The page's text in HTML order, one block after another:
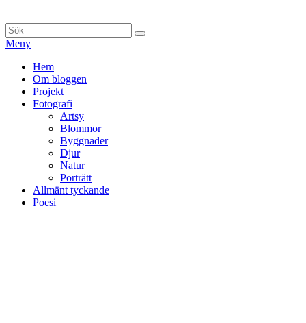
till
innehåll
Sök
efter:
Sök
Meny
Primär
meny
Hem
Om bloggen
Projekt
Fotografi
Artsy
Blommor
Byggnader
Djur
Natur
Porträtt
Allmänt tyckande
Poesi